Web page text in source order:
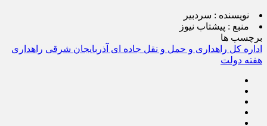
نویسنده : سردبیر
منبع : پیشتاب نیوز
برچسب ها
اداره کل راهداری و حمل و نقل جاده ای آذربایجان شرقی راهداری
هفته دولت